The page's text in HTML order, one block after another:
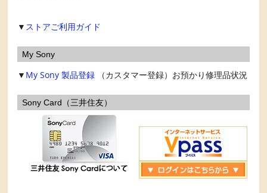
▼ ストアご利用ガイド
My Sony
▼ My Sony 製品登録 （カスタマー登録）お預かり修理品状況
Sony Card（三井住友）